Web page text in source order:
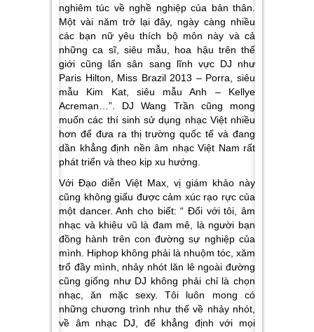
nghiêm túc về nghề nghiệp của bản thân.
Một vài năm trở lại đây, ngày càng nhiều
các bạn nữ yêu thích bộ môn này và cả
những ca sĩ, siêu mẫu, hoa hậu trên thế
giới cũng lấn sân sang lĩnh vực DJ như
Paris Hilton, Miss Brazil 2013 – Porra, siêu
mẫu Kim Kat, siêu mẫu Anh – Kellye
Acreman…”. DJ Wang Trần cũng mong
muốn các thí sinh sử dụng nhạc Việt nhiều
hơn để đưa ra thị trường quốc tế và đang
dần khẳng định nền âm nhạc Việt Nam rất
phát triển và theo kịp xu hướng.
Với Đạo diễn Việt Max, vị giám khảo này
cũng không giấu được cảm xúc rạo rực của
một dancer. Anh cho biết: “ Đối với tôi, âm
nhạc và khiêu vũ là đam mê, là người bạn
đồng hành trên con đường sự nghiệp của
mình. Hiphop không phải là nhuộm tóc, xăm
trổ đầy mình, nhảy nhót lăn lê ngoài đường
cũng giống như DJ không phải chỉ là chọn
nhạc, ăn mặc sexy. Tôi luôn mong có
những chương trình như thế về nhảy nhót,
về âm nhạc DJ, để khẳng định với mọi